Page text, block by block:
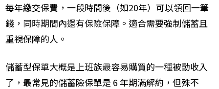
每年繳交保費，一段時間後（如20年）可以領回一筆
錢，同時期間內還有保險保障。適合需要強制儲蓄且
重視保障的人。
儲蓄型保單大概是上班族最容易購買的一種被動收入
了，最常見的儲蓄險保單是 6 年期滿解約，但殊不